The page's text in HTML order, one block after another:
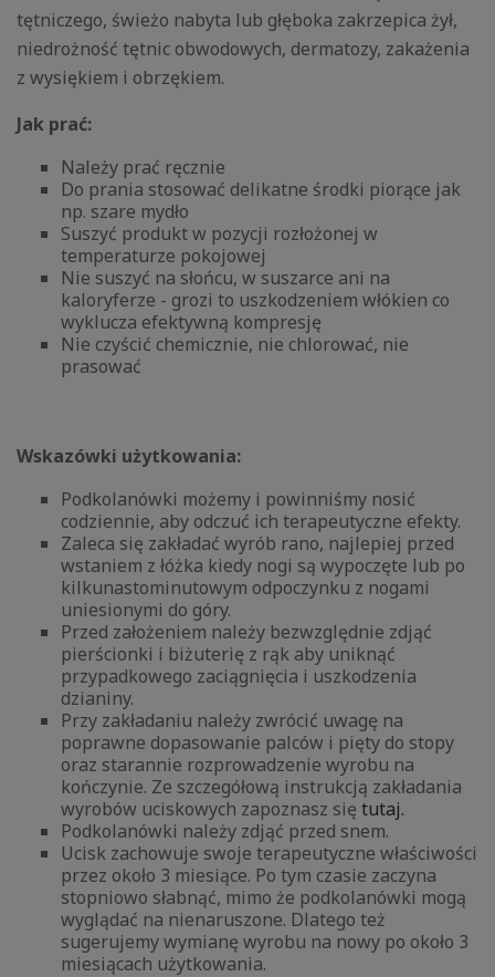
tętniczego, świeżo nabyta lub głęboka zakrzepica żył,
niedrożność tętnic obwodowych, dermatozy, zakażenia
z wysiękiem i obrzękiem.
Jak prać:
Należy prać ręcznie
Do prania stosować delikatne środki piorące jak
np. szare mydło
Suszyć produkt w pozycji rozłożonej w
temperaturze pokojowej
Nie suszyć na słońcu, w suszarce ani na
kaloryferze - grozi to uszkodzeniem włókien co
wyklucza efektywną kompresję
Nie czyścić chemicznie, nie chlorować, nie
prasować
Wskazówki użytkowania:
Podkolanówki możemy i powinniśmy nosić
codziennie, aby odczuć ich terapeutyczne efekty.
Zaleca się zakładać wyrób rano, najlepiej przed
wstaniem z łóżka kiedy nogi są wypoczęte lub po
kilkunastominutowym odpoczynku z nogami
uniesionymi do góry.
Przed założeniem należy bezwzględnie zdjąć
pierścionki i biżuterię z rąk aby uniknąć
przypadkowego zaciągnięcia i uszkodzenia
dzianiny.
Przy zakładaniu należy zwrócić uwagę na
poprawne dopasowanie palców i pięty do stopy
oraz starannie rozprowadzenie wyrobu na
kończynie. Ze szczegółową instrukcją zakładania
wyrobów uciskowych zapoznasz się tutaj.
Podkolanówki należy zdjąć przed snem.
Ucisk zachowuje swoje terapeutyczne właściwości
przez około 3 miesiące. Po tym czasie zaczyna
stopniowo słabnąć, mimo że podkolanówki mogą
wyglądać na nienaruszone. Dlatego też
sugerujemy wymianę wyrobu na nowy po około 3
miesiącach użytkowania.